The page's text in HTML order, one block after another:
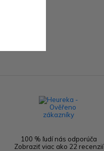
100 % ľudí nás odporúča
Zobraziť viac ako 22 recenzií